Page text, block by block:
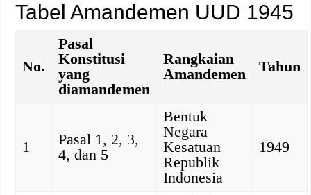
Tabel Amandemen UUD 1945
No.
Pasal
Konstitusi
yang
diamandemen
Rangkaian
Amandemen
Tahun
1
Pasal 1, 2, 3,
4, dan 5
Bentuk
Negara
Kesatuan
Republik
Indonesia
1949